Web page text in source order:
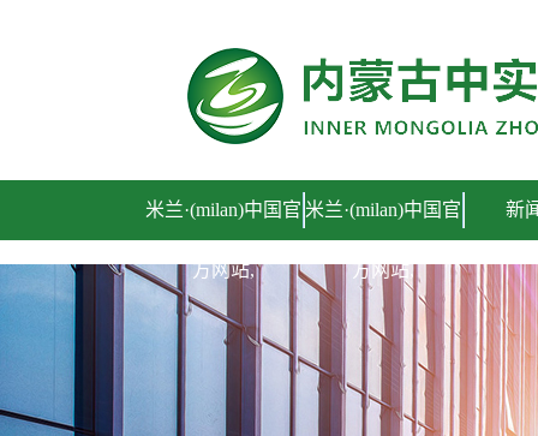
米兰·(milan)中国官
方网站,
米兰·(milan)中国官
方网站,
新